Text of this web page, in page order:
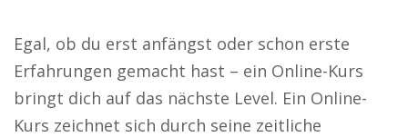
Egal, ob du erst anfängst oder schon erste
Erfahrungen gemacht hast – ein Online-Kurs
bringt dich auf das nächste Level. Ein Online-
Kurs zeichnet sich durch seine zeitliche